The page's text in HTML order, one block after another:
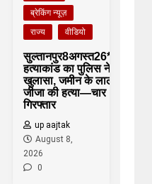
ब्रेकिंग न्यूज़
राज्य
वीडियो
सुल्तानपुर8अगस्त26*शाकिब
हत्याकांड का पुलिस ने किया
खुलासा, जमीन के लालच में
जीजा की हत्या—चार
गिरफ्तार
up aajtak
August 8,
2026
0